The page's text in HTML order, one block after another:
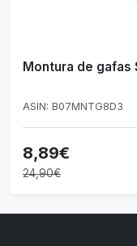
Montura de gafas
ASIN: B07MNTG8D3
8,89€
24,90€